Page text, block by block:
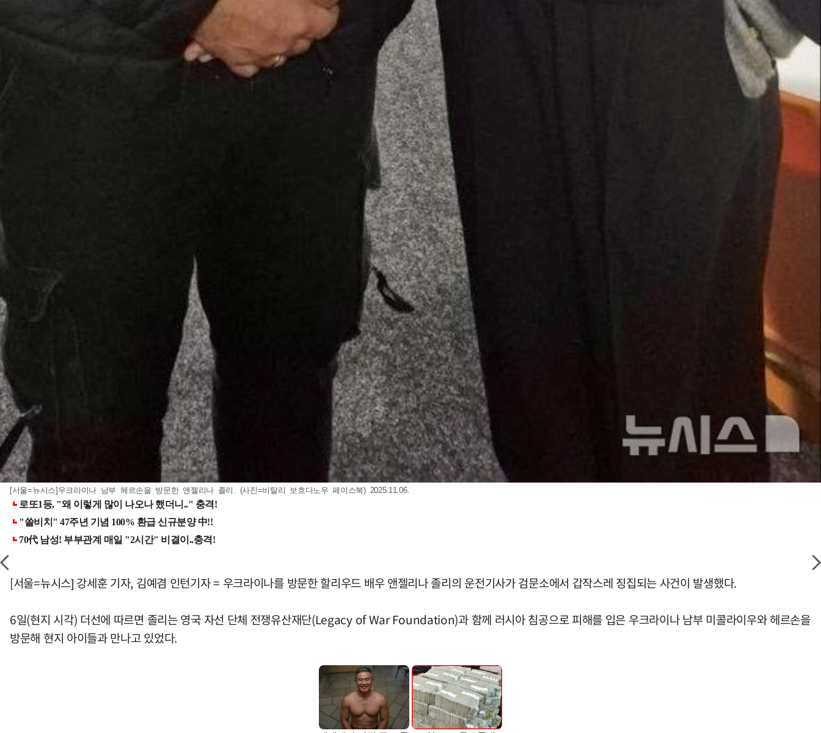
[서울=뉴시스]우크라이나 남부 헤르손을 방문한 앤젤리나 졸리. (사진=비탈리 보흐다노우 페이스북) 2025.11.06.
[서울=뉴시스] 강세훈 기자, 김예겸 인턴기자 = 우크라이나를 방문한 할리우드 배우 앤젤리나 졸리의 운전기사가 검문소에서 갑작스레 징집되는 사건이 발생했다.
6일(현지 시각) 더선에 따르면 졸리는 영국 자선 단체 전쟁유산재단(Legacy of War Foundation)과 함께 러시아 침공으로 피해를 입은 우크라이나 남부 미콜라이우와 헤르손을
방문해 현지 아이들과 만나고 있었다.